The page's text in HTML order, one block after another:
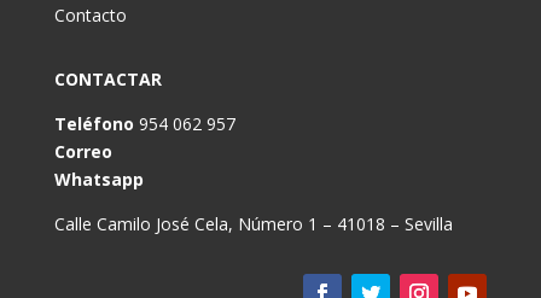
Contacto
CONTACTAR
Teléfono 954 062 957
Correo
Whatsapp
Calle Camilo José Cela, Número 1 – 41018 – Sevilla